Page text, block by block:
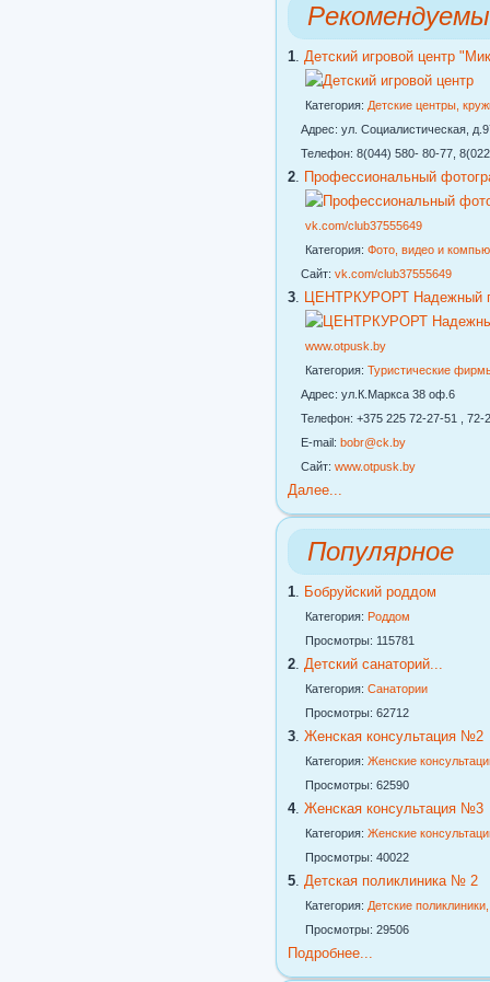
1. Детский игровой центр
Категория: Детские центры,
Адрес: ул. Социалистическая,
Телефон: 8(044) 580- 80-77,
2. Профессиональный
vk.com/club37555649
Категория: Фото, видео и
Сайт: vk.com/club37555649
3. ЦЕНТРКУРОРТ Надежный
www.otpusk.by
Категория: Туристические
Адрес: ул.К.Маркса 38 оф.6
Телефон: +375 225 72-27-51 , 72-
E-mail: bobr@ck.by
Сайт: www.otpusk.by
Далее...
Популярное
1. Бобруйский роддом
Категория: Роддом
Просмотры: 115781
2. Детский санаторий...
Категория: Санатории
Просмотры: 62712
3. Женская консультация №2
Категория: Женские
Просмотры: 62590
4. Женская консультация №3
Категория: Женские
Просмотры: 40022
5. Детская поликлиника № 2
Категория: Детские
Просмотры: 29506
Подробнее...